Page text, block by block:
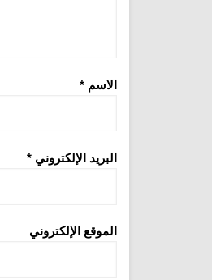
الاسم *
البريد الإلكتروني *
الموقع الإلكتروني